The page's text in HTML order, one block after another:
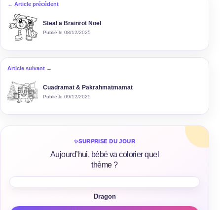
← Article précédent
Steal a Brainrot Noël
Publié le 08/12/2025
Article suivant →
Cuadramat & Pakrahmatmamat
Publié le 09/12/2025
✨SURPRISE DU JOUR
Aujourd’hui, bébé va colorier quel
thème ?
Dragon